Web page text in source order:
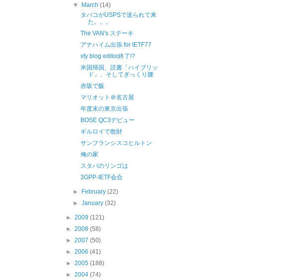
▼
March(14)
タバコがUSPSで送られて来
た。。。
The VAN's ステーキ
アナハイム出張 for IETF77
xfy blog editor終了!?
米国帰国、読書「ハイブリッ
ド」、そしてぎっくり腰
赤坂で飯
マリオット＠名古屋
年度末の東京出張
BOSE QC3デビュー
ギルロイで散財
サンフランシスコヒルトン
俺の家
スタバのリンゴは
3GPP-IETF会合
► February(22)
►January(32)
► 2009 (121)
► 2008 (58)
► 2007 (50)
► 2006 (41)
► 2005 (188)
► 2004 (74)